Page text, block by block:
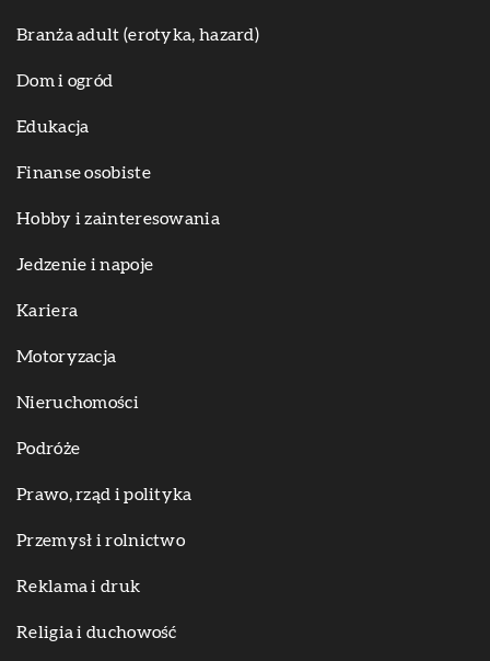
Branża adult (erotyka, hazard)
Dom i ogród
Edukacja
Finanse osobiste
Hobby i zainteresowania
Jedzenie i napoje
Kariera
Motoryzacja
Nieruchomości
Podróże
Prawo, rząd i polityka
Przemysł i rolnictwo
Reklama i druk
Religia i duchowość